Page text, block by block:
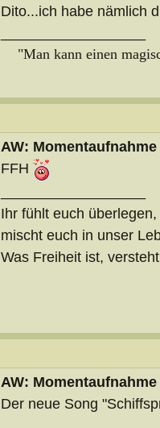
Dito...ich habe nämlich
"Man kann einen
AW: Momentaufnahme
FFH
Ihr fühlt euch überlegen,
mischt euch in unser
Was Freiheit ist,
AW: Momentaufnahme
Der neue Song